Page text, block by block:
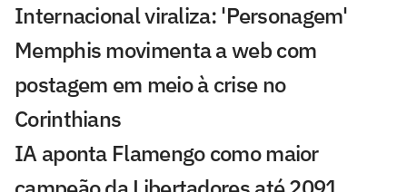
Internacional viraliza: 'Personagem'
Memphis movimenta a web com
postagem em meio à crise no
Corinthians
IA aponta Flamengo como maior